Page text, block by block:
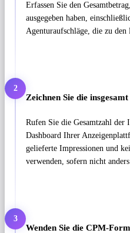
Erfassen Sie den
ausgegeben haben,
Agenturaufschläge, die zu den
2
Zeichnen Sie die
Rufen Sie die Gesamtzahl der
Dashboard Ihrer
gelieferte Impressionen und
verwenden, sofern nicht anders
3
Wenden Sie die CPM-